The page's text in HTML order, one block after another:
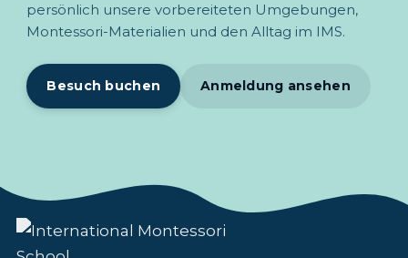
persönlich unsere vorbereiteten Umgebungen,
Montessori-Materialien und den Alltag im IMS.
Besuch buchen Anmeldung ansehen